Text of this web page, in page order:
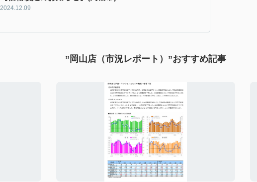
2024.12.09
”岡山店（市況レポート）”おすすめ記事